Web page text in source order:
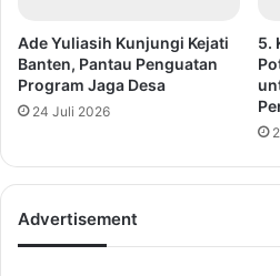
Ade Yuliasih Kunjungi Kejati
Banten, Pantau Penguatan
Program Jaga Desa
24 Juli 2026
5.
Advertisement